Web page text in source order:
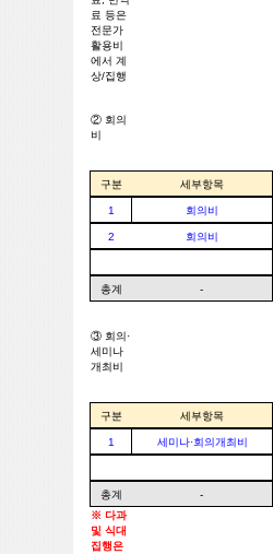
료 등은
전문가
활용비
에서 계
상/집행
② 회의
비
구분 세부항목
1 회의비
2 회의비
총계 -
③ 회의·
세미나
개최비
구분 세부항목
1 세미나·회의개최비
총계 -
※ 다과
및 식대
집행은